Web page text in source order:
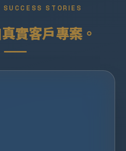
SUCCESS STORIES
實客戶專案。